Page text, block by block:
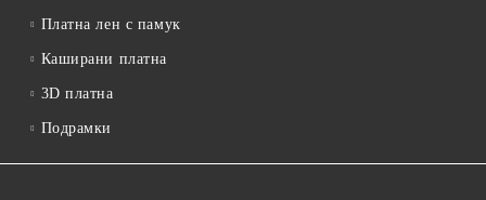
Платна лен с памук
Каширани платна
3D платна
Подрамки